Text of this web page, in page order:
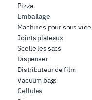
Pizza
Emballage
Machines pour sous vide
Joints plateaux
Scelle les sacs
Dispenser
Distributeur de film
Vacuum bags
Cellules